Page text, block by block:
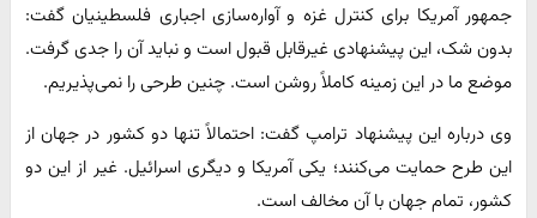
جمهور آمریکا برای کنترل غزه و آواره‌سازی اجباری فلسطینیان گفت:
بدون شک، این پیشنهادی غیرقابل قبول است و نباید آن را جدی گرفت.
موضع ما در این زمینه کاملاً روشن است. چنین طرحی را نمی‌پذیریم.
وی درباره این پیشنهاد ترامپ گفت: احتمالاً تنها دو کشور در جهان از
این طرح حمایت می‌کنند؛ یکی آمریکا و دیگری اسرائیل. غیر از این دو
کشور، تمام جهان با آن مخالف است.